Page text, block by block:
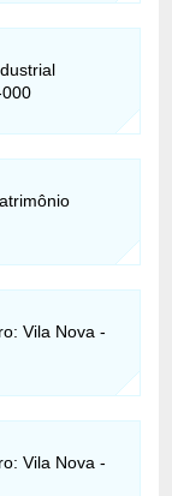
Vila Nova -
Vila Nova -